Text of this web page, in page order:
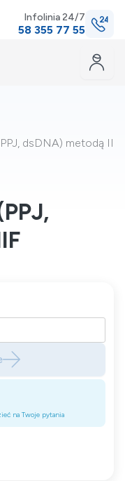
Infolinia 24/7
58 355 77 55
dsDNA) metodą IIF
na Twoje pytania